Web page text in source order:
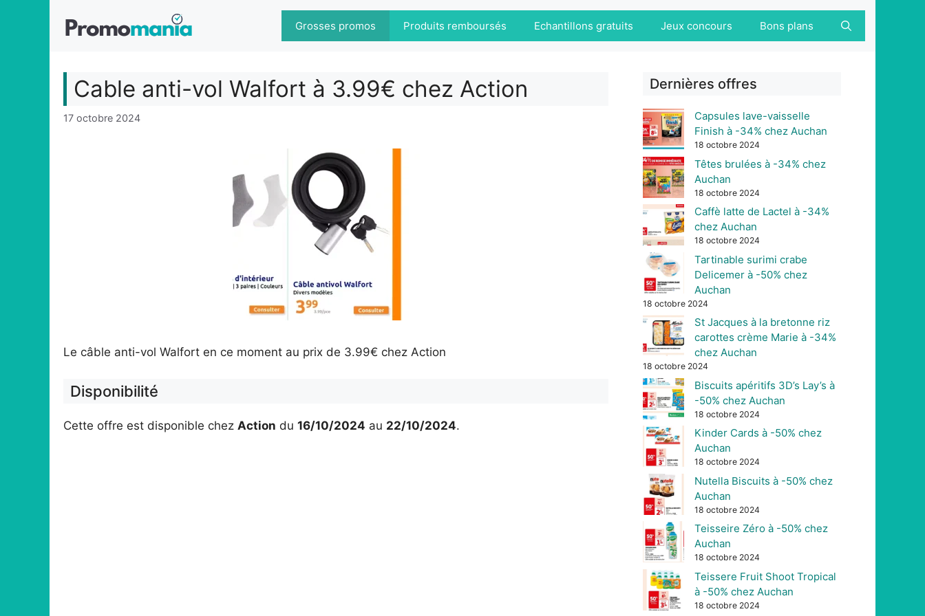
Grosses promos Produits remboursés Echantillons gratuits Jeux concours Bons plans
Cable anti-vol Walfort à 3.99€ chez Action
17 octobre 2024
Le câble anti-vol Walfort en ce moment au prix de 3.99€ chez Action
Disponibilité
Cette offre est disponible chez Action du 16/10/2024 au 22/10/2024.
Dernières offres
Capsules lave-vaisselle
Finish à -34% chez Auchan
18 octobre 2024
Têtes brulées à -34% chez
Auchan
18 octobre 2024
Caffè latte de Lactel à -34%
chez Auchan
18 octobre 2024
Tartinable surimi crabe
Delicemer à -50% chez
Auchan
18 octobre 2024
St Jacques à la bretonne riz
carottes crème Marie à -34%
chez Auchan
18 octobre 2024
Biscuits apéritifs 3D’s Lay’s à
-50% chez Auchan
18 octobre 2024
Kinder Cards à -50% chez
Auchan
18 octobre 2024
Nutella Biscuits à -50% chez
Auchan
18 octobre 2024
Teisseire Zéro à -50% chez
Auchan
18 octobre 2024
Teissere Fruit Shoot Tropical
à -50% chez Auchan
18 octobre 2024